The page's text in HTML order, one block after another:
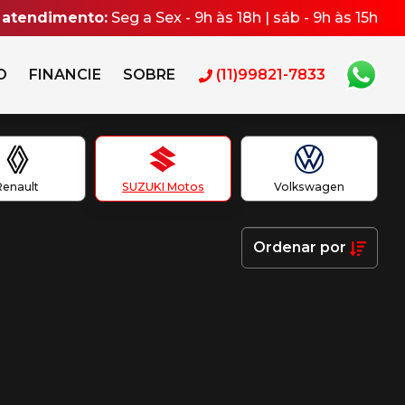
Seg a Sex - 9h às 18h | sáb - 9h às 15h
FINANCIE SOBRE (11)99821-7833
SUZUKI Motos Volkswagen
Ordenar por